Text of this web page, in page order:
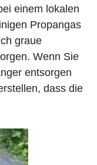
einem lokalen
Propangas
graue
Wenn Sie
entsorgen
dass die